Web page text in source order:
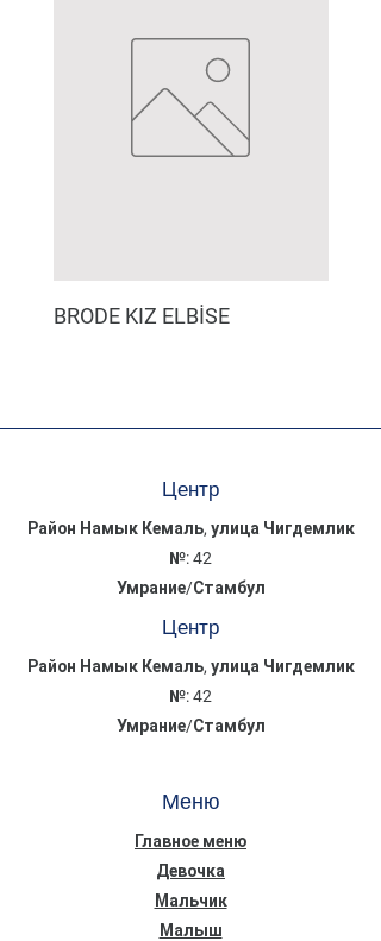
BRODE KIZ ELBİSE
Центр
Район Намык Кемаль, улица Чигдемлик
№: 42
Умрание/Стамбул
Центр
Район Намык Кемаль, улица Чигдемлик
№: 42
Умрание/Стамбул
Меню
Главное меню
Девочка
Мальчик
Малыш